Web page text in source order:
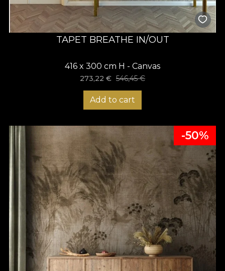
TAPET BREATHE IN/OUT
416 x 300 cm H - Canvas
273,22 € 546,45€
Add to cart
-50%